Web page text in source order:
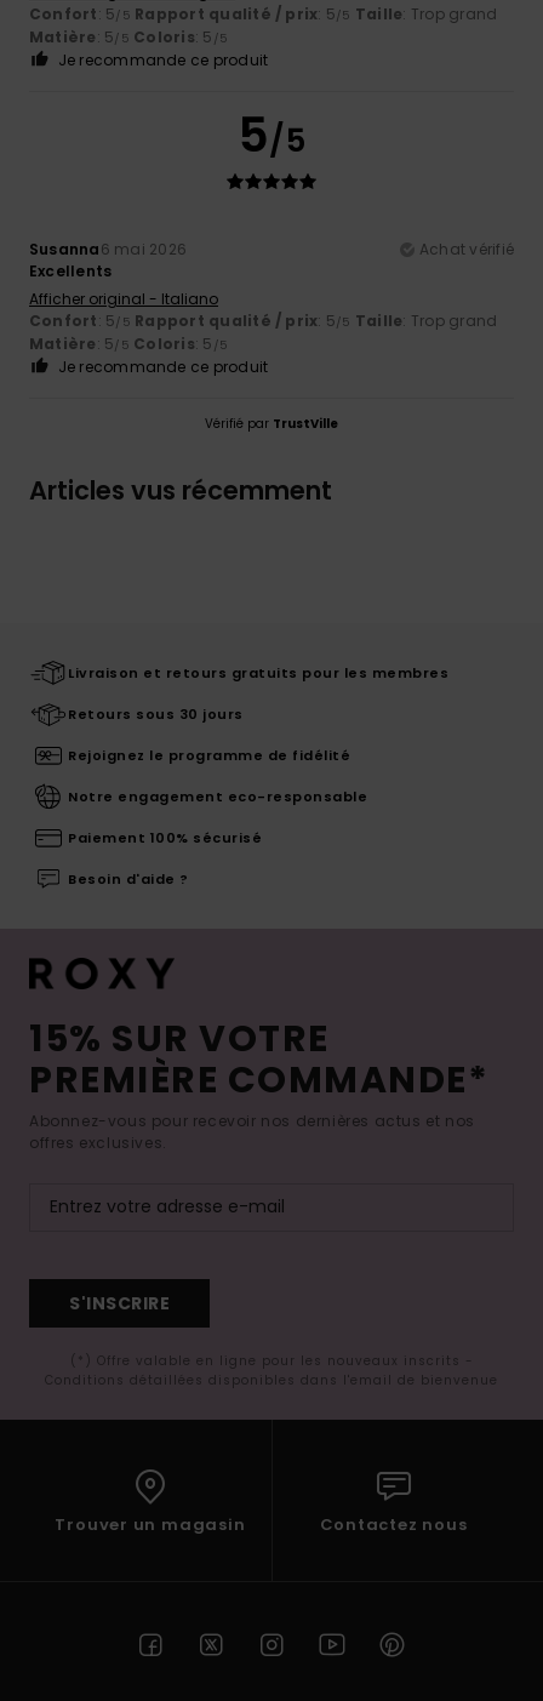
Confort: 5/5 Rapport qualité / prix: 5/5 Taille: Trop grand
Matière: 5/5 Coloris: 5 /5
Je recommande ce produit
5/5
Susanna6 mai 2026
Achat vérifié
Excellents
Afficher original - Italiano
Confort: 5/5 Rapport qualité / prix: 5/5 Taille: Trop grand
Matière: 5/5 Coloris: 5 /5
Je recommande ce produit
Vérifié par TrustVille
Articles vus récemment
Livraison et retours gratuits pour les membres
Retours sous 30 jours
Rejoignez le programme de fidélité
Notre engagement eco-responsable
Paiement 100% sécurisé
Besoin d'aide ?
15% SUR VOTRE
PREMIÈRE COMMANDE*
Abonnez-vous pour recevoir nos dernières actus et nos
offres exclusives.
S'INSCRIRE
(*) Offre valable en ligne pour les nouveaux inscrits -
Conditions détaillées disponibles dans l'email de bienvenue
Trouver un magasin Contactez nous